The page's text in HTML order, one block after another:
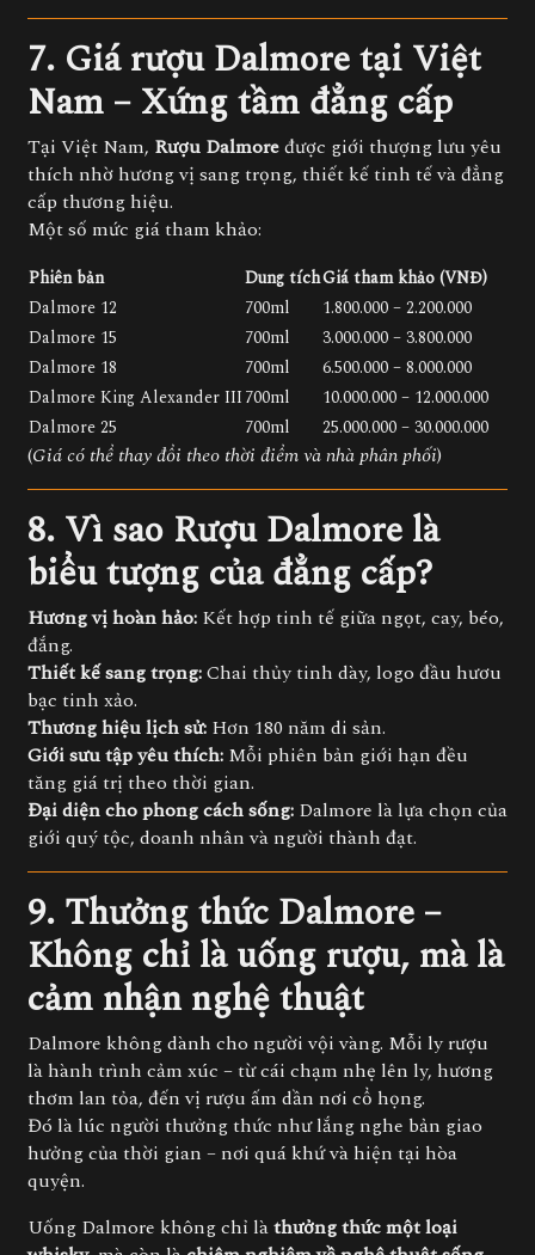
7. Giá rượu Dalmore tại Việt
Nam – Xứng tầm đẳng cấp
Tại Việt Nam, Rượu Dalmoređược giới thượng lưu yêu
thích nhờ hương vị sang trọng, thiết kế tinh tế và đẳng
cấp thương hiệu.
Một số mức giá tham khảo:
Phiên bản Dung tíchGiá tham khảo (VNĐ)
Dalmore 12
700ml
1.800.000 – 2.200.000
Dalmore 15
700ml
3.000.000 – 3.800.000
Dalmore 18
700ml
6.500.000 – 8.000.000
Dalmore King Alexander III700ml
10.000.000 – 12.000.000
Dalmore 25
700ml 25.000.000 – 30.000.000
(Giá có thể thay đổi theo thời điểm và nhà phân phối)
8. Vì sao Rượu Dalmore là
biểu tượng của đẳng cấp?
Hương vị hoàn hảo: Kết hợp tinh tế giữa ngọt, cay, béo,
đắng.
Thiết kế sang trọng:Chai thủy tinh dày, logo đầu hươu
bạc tinh xảo.
Thương hiệu lịch sử: Hơn 180 năm di sản.
Giới sưu tập yêu thích: Mỗi phiên bản giới hạn đều
tăng giá trị theo thời gian.
Đại diện cho phong cách sống: Dalmore là lựa chọn của
giới quý tộc, doanh nhân và người thành đạt.
9. Thưởng thức Dalmore –
Không chỉ là uống rượu, mà là
cảm nhận nghệ thuật
Dalmore không dành cho người vội vàng. Mỗi ly rượu
là hành trình cảm xúc – từ cái chạm nhẹ lên ly, hương
thơm lan tỏa, đến vị rượu ấm dần nơi cổ họng.
Đó là lúc người thưởng thức như lắng nghe bản giao
hưởng của thời gian – nơi quá khứ và hiện tại hòa
quyện.
Uống Dalmore không chỉ làthưởng thức một loại